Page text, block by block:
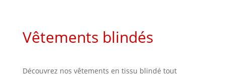
Vêtements blindés
Découvrez nos vêtements en tissu blindé tout